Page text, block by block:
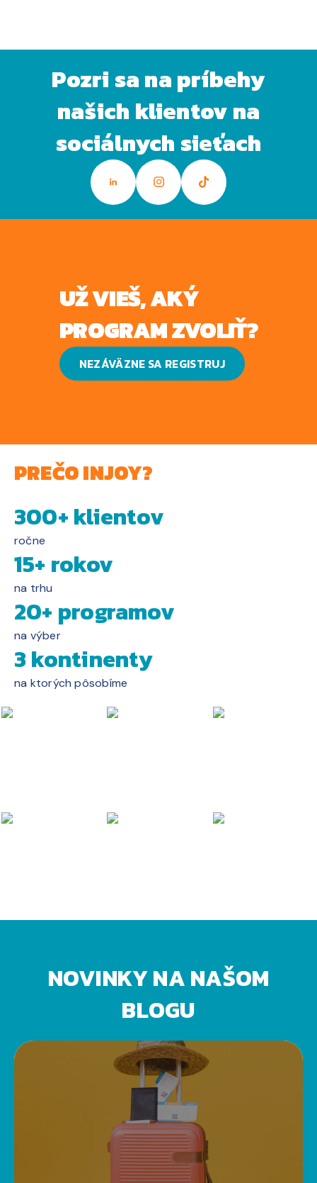
Pozri sa na príbehy
našich klientov na
sociálnych sieťach
UŽ VIEŠ, AKÝ
PROGRAM ZVOLIŤ?
NEZÁVÄZNE SA REGISTRUJ
PREČO INJOY?
300+ klientov
ročne
15+ rokov
na trhu
20+ programov
na výber
3 kontinenty
na ktorých pôsobíme
NOVINKY NA NAŠOM
BLOGU